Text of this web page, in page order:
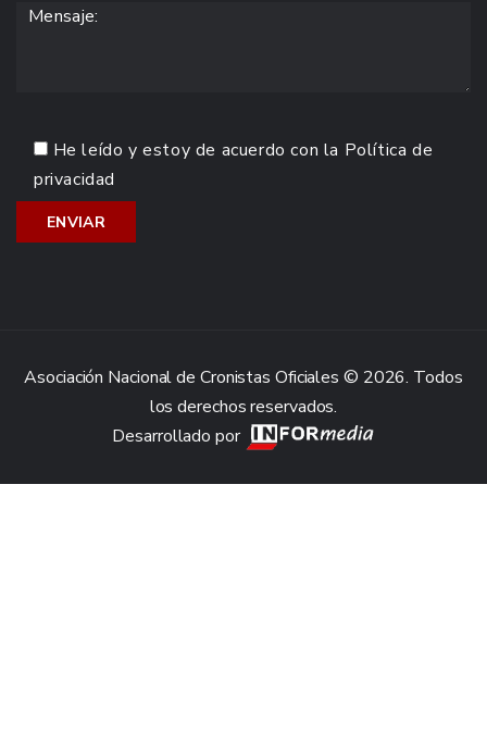
He leído y estoy de acuerdo con la Política de
privacidad
Asociación Nacional de Cronistas Oficiales © 2026. Todos
los derechos reservados.
Desarrollado por